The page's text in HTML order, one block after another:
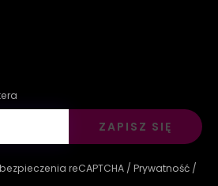
ZAPISZ SIĘ
reCAPTCHA / Prywatność /